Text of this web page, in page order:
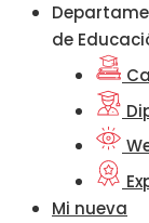
de
Mi nueva